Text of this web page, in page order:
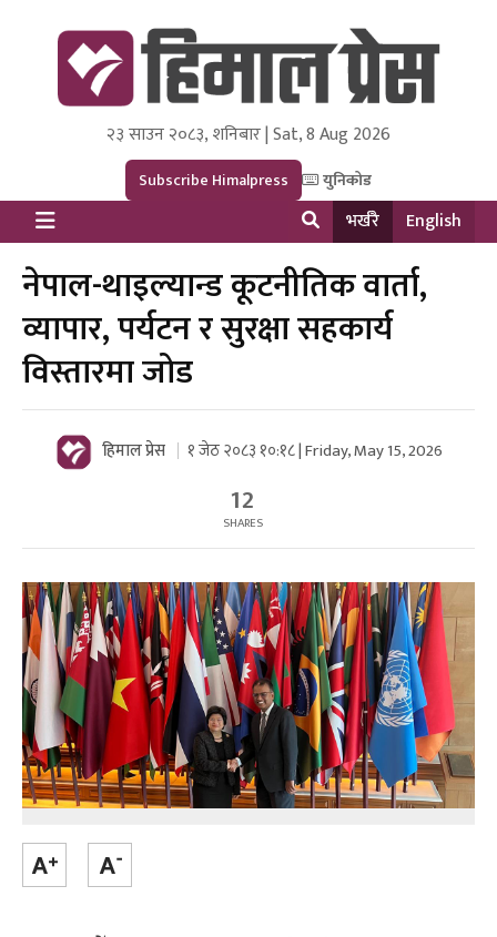
Himal Press
Dot NewsyNepal Media and Research Pvt Ltd.
२३ साउन २०८३, शनिबार | Sat, 8 Aug 2026
Subscribe Himalpress युनिकोड
भर्खरै English
नेपाल-थाइल्यान्ड कूटनीतिक वार्ता,
व्यापार, पर्यटन र सुरक्षा सहकार्य
विस्तारमा जोड
हिमाल प्रेस १ जेठ २०८३ १०:१८ | Friday, May 15, 2026
12
SHARES